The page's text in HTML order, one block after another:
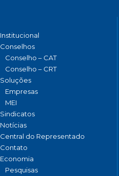
Institucional
Conselhos
Conselho – CAT
Conselho – CRT
Soluções
Empresas
MEI
Sindicatos
Notícias
Central do Representado
Contato
Economia
Pesquisas